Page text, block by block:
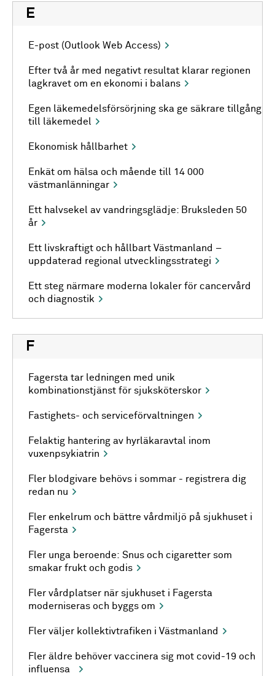
E
E-post (Outlook Web Access)
Efter två år med negativt resultat klarar regionen
lagkravet om en ekonomi i balans
Egen läkemedelsförsörjning ska ge säkrare tillgång
till läkemedel
Ekonomisk hållbarhet
Enkät om hälsa och mående till 14 000
västmanlänningar
Ett halvsekel av vandringsglädje: Bruksleden 50
år
Ett livskraftigt och hållbart Västmanland –
uppdaterad regional utvecklingsstrategi
Ett steg närmare moderna lokaler för cancervård
och diagnostik
F
Fagersta tar ledningen med unik
kombinationstjänst för sjuksköterskor
Fastighets- och serviceförvaltningen
Felaktig hantering av hyrläkaravtal inom
vuxenpsykiatrin
Fler blodgivare behövs i sommar - registrera dig
redan nu
Fler enkelrum och bättre vårdmiljö på sjukhuset i
Fagersta
Fler unga beroende: Snus och cigaretter som
smakar frukt och godis
Fler vårdplatser när sjukhuset i Fagersta
moderniseras och byggs om
Fler väljer kollektivtrafiken i Västmanland
Fler äldre behöver vaccinera sig mot covid-19 och
influensa